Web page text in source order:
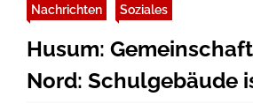
Nachrichten Soziales
Husum:
Nord: Schulgebäude